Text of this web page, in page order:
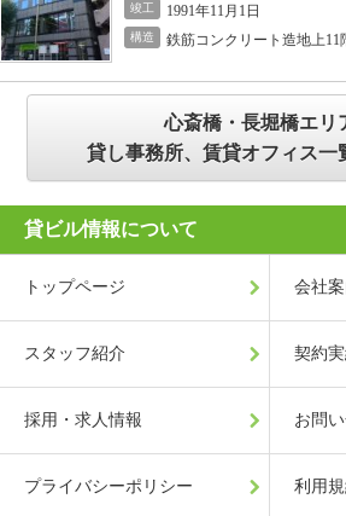
竣工 1991年11月1日
構造 鉄筋コンクリート造地上11
心斎橋・長堀橋エリ
貸し事務所、賃貸オフィス一
貸ビル情報について
トップページ 会社
スタッフ紹介 契約
採用・求人情報 お問
プライバシーポリシー 利用